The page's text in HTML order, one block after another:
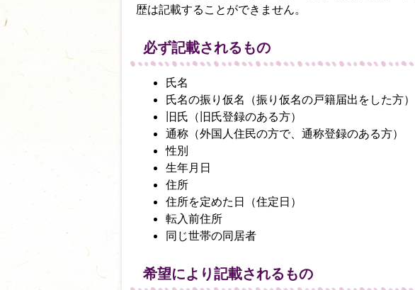
歴は記載することができません。
必ず記載されるもの
氏名
氏名の振り仮名（振り仮名の戸籍届出をした方）
旧氏（旧氏登録のある方）
通称（外国人住民の方で、通称登録のある方）
性別
生年月日
住所
住所を定めた日（住定日）
転入前住所
同じ世帯の同居者
希望により記載されるもの